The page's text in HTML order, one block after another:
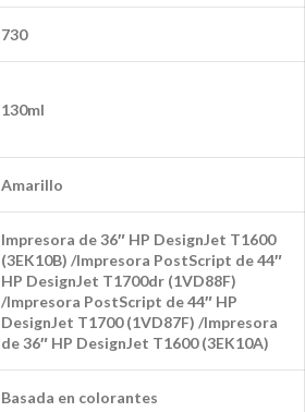
730
130ml
Amarillo
Impresora de 36″ HP DesignJet T1600
(3EK10B) /Impresora PostScript de 44″
HP DesignJet T1700dr (1VD88F)
/Impresora PostScript de 44″ HP
DesignJet T1700 (1VD87F) /Impresora
de 36″ HP DesignJet T1600 (3EK10A)
Basada en colorantes